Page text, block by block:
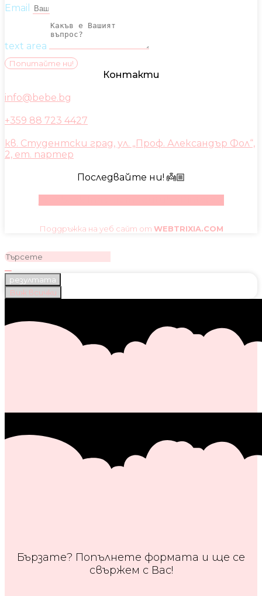
Email
text area
Попитайте ни!
Контакти
info@bebe.bg
+359 88 723 4427
кв. Студентски град, ул. „Проф. Александър Фол“,
2, ет. партер
Последвайте ни! 👼🏼
Поддръжка на уеб сайт от WEBTRIXIA.COM
резултата
Виж всички
Бързате? Попълнете формата и ще се
свържем с Вас!